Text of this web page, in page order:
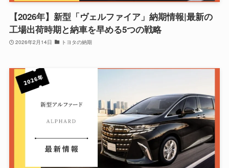
【2026年】新型「ヴェルファイア」納期情報|最新の
工場出荷時期と納車を早める5つの戦略
2026年2月14日 トヨタの納期